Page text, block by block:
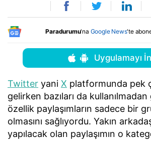
Paradurumu'na Google News'te
Uygulamayı
Twitter yani X platformunda pek
gelirken bazıları da
özellik paylaşımların sadece bir
olmasını sağlıyordu. Yakın
yapılacak olan paylaşımın o